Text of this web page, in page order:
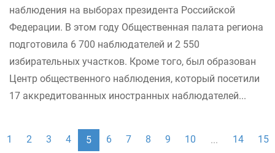
наблюдения на выборах президента Российской
Федерации. В этом году Общественная палата региона
подготовила 6 700 наблюдателей и 2 550
избирательных участков. Кроме того, был образован
Центр общественного наблюдения, который посетили
17 аккредитованных иностранных наблюдателей...
1 2 3 4 5 6 7 8 9 10 ... 14 15